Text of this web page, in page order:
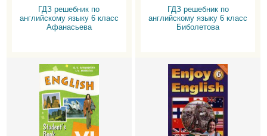
ГДЗ решебник по
английскому языку 6 класс
Афанасьева
ГДЗ решебник по
английскому языку 6 класс
Биболетова